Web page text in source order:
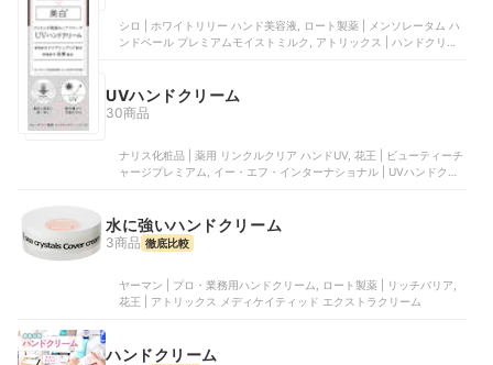
シロ | ホワイトリリー ハンド美容液, ロート製薬 | メンソレータム ハ
ンドベール プレミアムモイストミルク, アトリックス | ハンドクリー
UVハンドクリーム
30商品
ナリス化粧品 | 薬用 リンクルクリア ハンドUV, 花王 | ビューティーチ
ャージプレミアム, イー・エフ・インターナショナル | UVハンドクリ
水に強いハンドクリーム
3商品 徹底比較
ヤーマン | プロ・業務用ハンドクリーム, ロート製薬 | リッチバリア,
花王 | アトリックス メディケイティッド エクストラクリーム
ハンドクリーム